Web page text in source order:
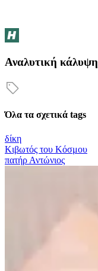
Αναλυτική κάλυψη
Όλα τα σχετικά tags
δίκη
Κιβωτός του Κόσμου
πατήρ Αντώνιος